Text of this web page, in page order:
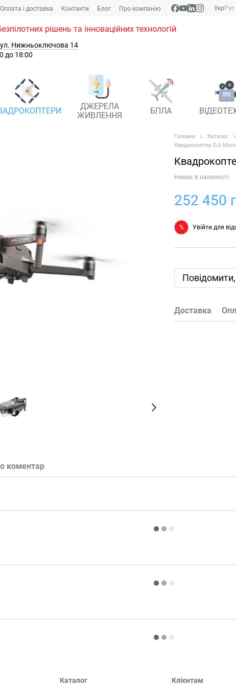
Оплата і доставка Контакти Блог Про компанію Укр Рус
рішень та інноваційних технологій
Нижньоключова 14
до 18:00
ДЖЕРЕЛА
ЖИВЛЕННЯ
БПЛА
Головна Каталог
Квадрокоптер DJI
Немає в наявності
252 450
% Увійти для
Доставка
коментар
Каталог Клієнтам